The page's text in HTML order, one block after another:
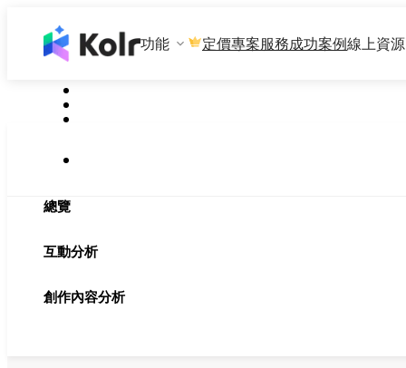
功能 定價專案服務成功案例線上資源
總覽
互動分析
創作內容分析